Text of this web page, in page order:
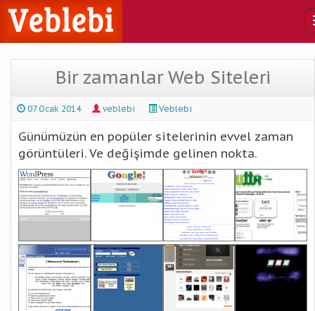
Bir zamanlar Web Siteleri
07 Ocak 2014 veblebi Veblebi
Günümüzün en popüler sitelerinin evvel zaman
görüntüleri. Ve değişimde gelinen nokta.